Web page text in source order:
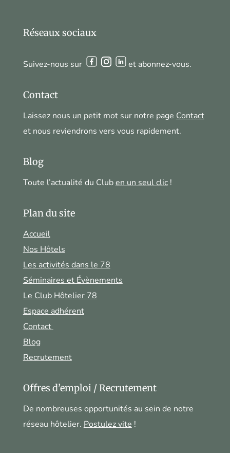
Réseaux sociaux
Suivez-nous sur et abonnez-vous.
Contact
Laissez nous un petit mot sur notre page Contact
et nous reviendrons vers vous rapidement.
Blog
Toute l’actualité du Cluben un seul clic!
Plan du site
Accueil
Nos Hôtels
Les activités dans le 78
Séminaires et Évènements
Le Club Hôtelier 78
Espace adhérent
Contact
Blog
Recrutement
Offres d’emploi / Recrutement
De nombreuses opportunités au sein de notre
réseau hôtelier. Postulez vite !